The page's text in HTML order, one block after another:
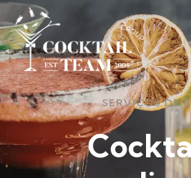
SERVIÇOS DE